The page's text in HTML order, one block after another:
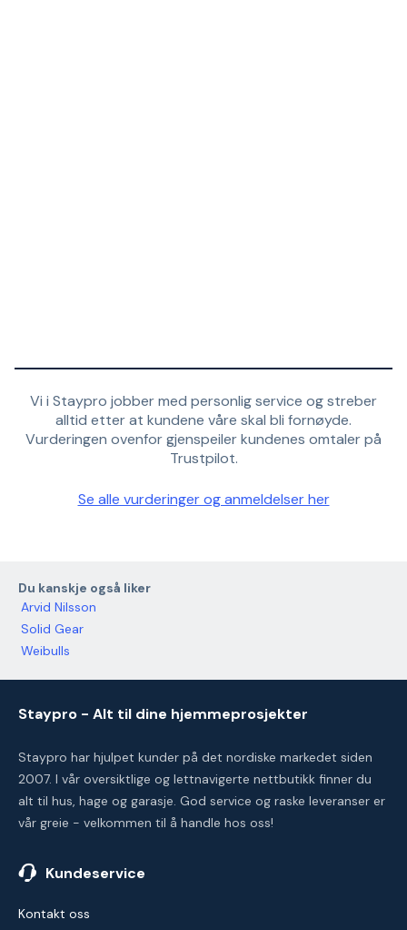
Vi i Staypro jobber med personlig service og streber
alltid etter at kundene våre skal bli fornøyde.
Vurderingen ovenfor gjenspeiler kundenes omtaler på
Trustpilot.
Se alle vurderinger og anmeldelser her
Du kanskje også liker
Arvid Nilsson
Solid Gear
Weibulls
Staypro - Alt til dine hjemmeprosjekter
Staypro har hjulpet kunder på det nordiske markedet siden
2007. I vår oversiktlige og lettnavigerte nettbutikk finner du
alt til hus, hage og garasje. God service og raske leveranser er
vår greie - velkommen til å handle hos oss!
Kundeservice
Kontakt oss